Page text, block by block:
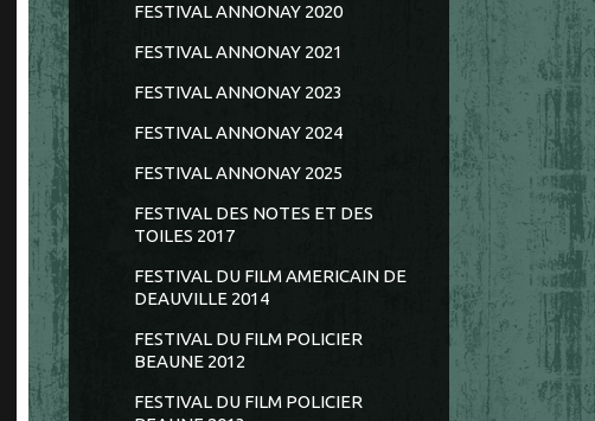
FESTIVAL ANNONAY 2020
FESTIVAL ANNONAY 2021
FESTIVAL ANNONAY 2023
FESTIVAL ANNONAY 2024
FESTIVAL ANNONAY 2025
FESTIVAL DES NOTES ET DES
TOILES 2017
FESTIVAL DU FILM AMERICAIN DE
DEAUVILLE 2014
FESTIVAL DU FILM POLICIER
BEAUNE 2012
FESTIVAL DU FILM POLICIER